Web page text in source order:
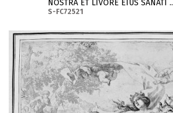
NOSTRA ET LIVORE EIUS SANATI ..
S-FC72521